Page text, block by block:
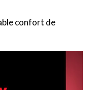
confort de